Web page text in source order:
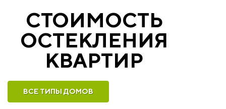
СТОИМОСТЬ
ОСТЕКЛЕНИЯ
КВАРТИР
ВСЕ ТИПЫ ДОМОВ